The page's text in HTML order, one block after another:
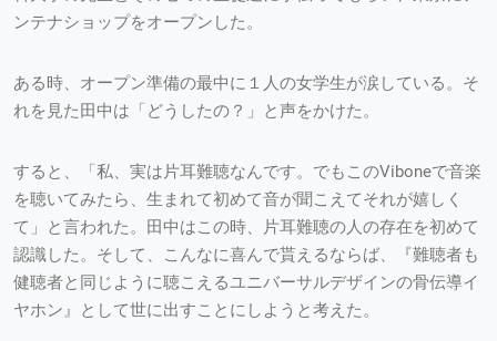
ンテナショップをオープンした。
ある時、オープン準備の最中に１人の女学生が涙している。そ
れを見た田中は「どうしたの？」と声をかけた。
すると、「私、実は片耳難聴なんです。でもこのViboneで音楽
を聴いてみたら、生まれて初めて音が聞こえてそれが嬉しく
て」と言われた。田中はこの時、片耳難聴の人の存在を初めて
認識した。そして、こんなに喜んで貰えるならば、『難聴者も
健聴者と同じように聴こえるユニバーサルデザインの骨伝導イ
ヤホン』として世に出すことにしようと考えた。